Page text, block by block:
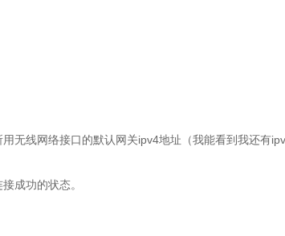
无线网络接口的默认网关ipv4地址（我能看到我还有
成功的状态。